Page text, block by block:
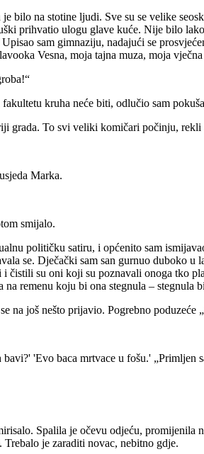
bilo na stotine ljudi. Sve su se velike
prihvatio ulogu glave kuće. Nije bilo
sam gimnaziju, nadajući se
Vesna, moja tajna muza, moja
kruha neće biti, odlučio sam
grada. To svi veliki komičari počinju, rekli
Marka.
smijalo.
političku satiru, i općenito sam
se. Dječački sam san gurnuo duboko
su oni koji su poznavali onoga tko
remenu koju bi ona stegnula – stegnula
na još nešto prijavio. Pogrebno poduzeće
'Evo baca mrtvace u fošu.' „Primljen
Spalila je očevu odjeću,
je zaraditi novac, nebitno gdje.